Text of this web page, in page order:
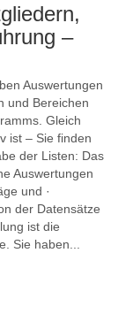
–
Auswertungen
und Bereichen
Gleich
ist – Sie finden
der Listen: Das
Auswertungen
und ·
der Datensätze
ist die
Sie haben...